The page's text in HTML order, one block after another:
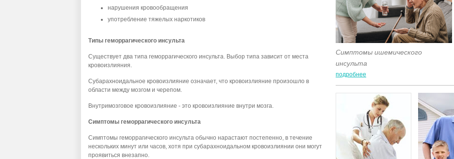
нарушения кровообращения
употребление тяжелых наркотиков
Типы геморрагического инсульта
Существует два типа геморрагического инсульта. Выбор типа зависит от места
кровоизлияния.
Субарахноидальное кровоизлияние означает, что кровоизлияние произошло в
области между мозгом и черепом.
Внутримозговое кровоизлияние - это кровоизлияние внутри мозга.
Симптомы геморрагического инсульта
Симптомы геморрагического инсульта обычно нарастают постепенно, в течение
нескольких минут или часов, хотя при субарахноидальном кровоизлиянии они могут
проявиться внезапно.
Симптомы ишемического
инсульта
подробнее